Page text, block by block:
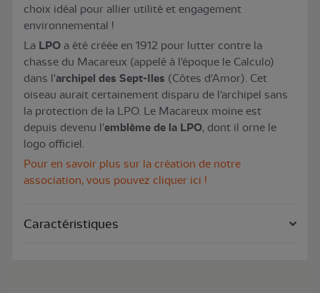
choix idéal pour allier utilité et engagement
environnemental !
La LPO a été créée en 1912 pour lutter contre la
chasse du Macareux (appelé à l'époque le Calculo)
dans l'archipel des Sept-Iles (Côtes d'Amor). Cet
oiseau aurait certainement disparu de l'archipel sans
la protection de la LPO. Le Macareux moine est
depuis devenu l'emblème de la LPO, dont il orne le
logo officiel.
Pour en savoir plus sur la création de notre
association, vous pouvez cliquer ici !
Caractéristiques